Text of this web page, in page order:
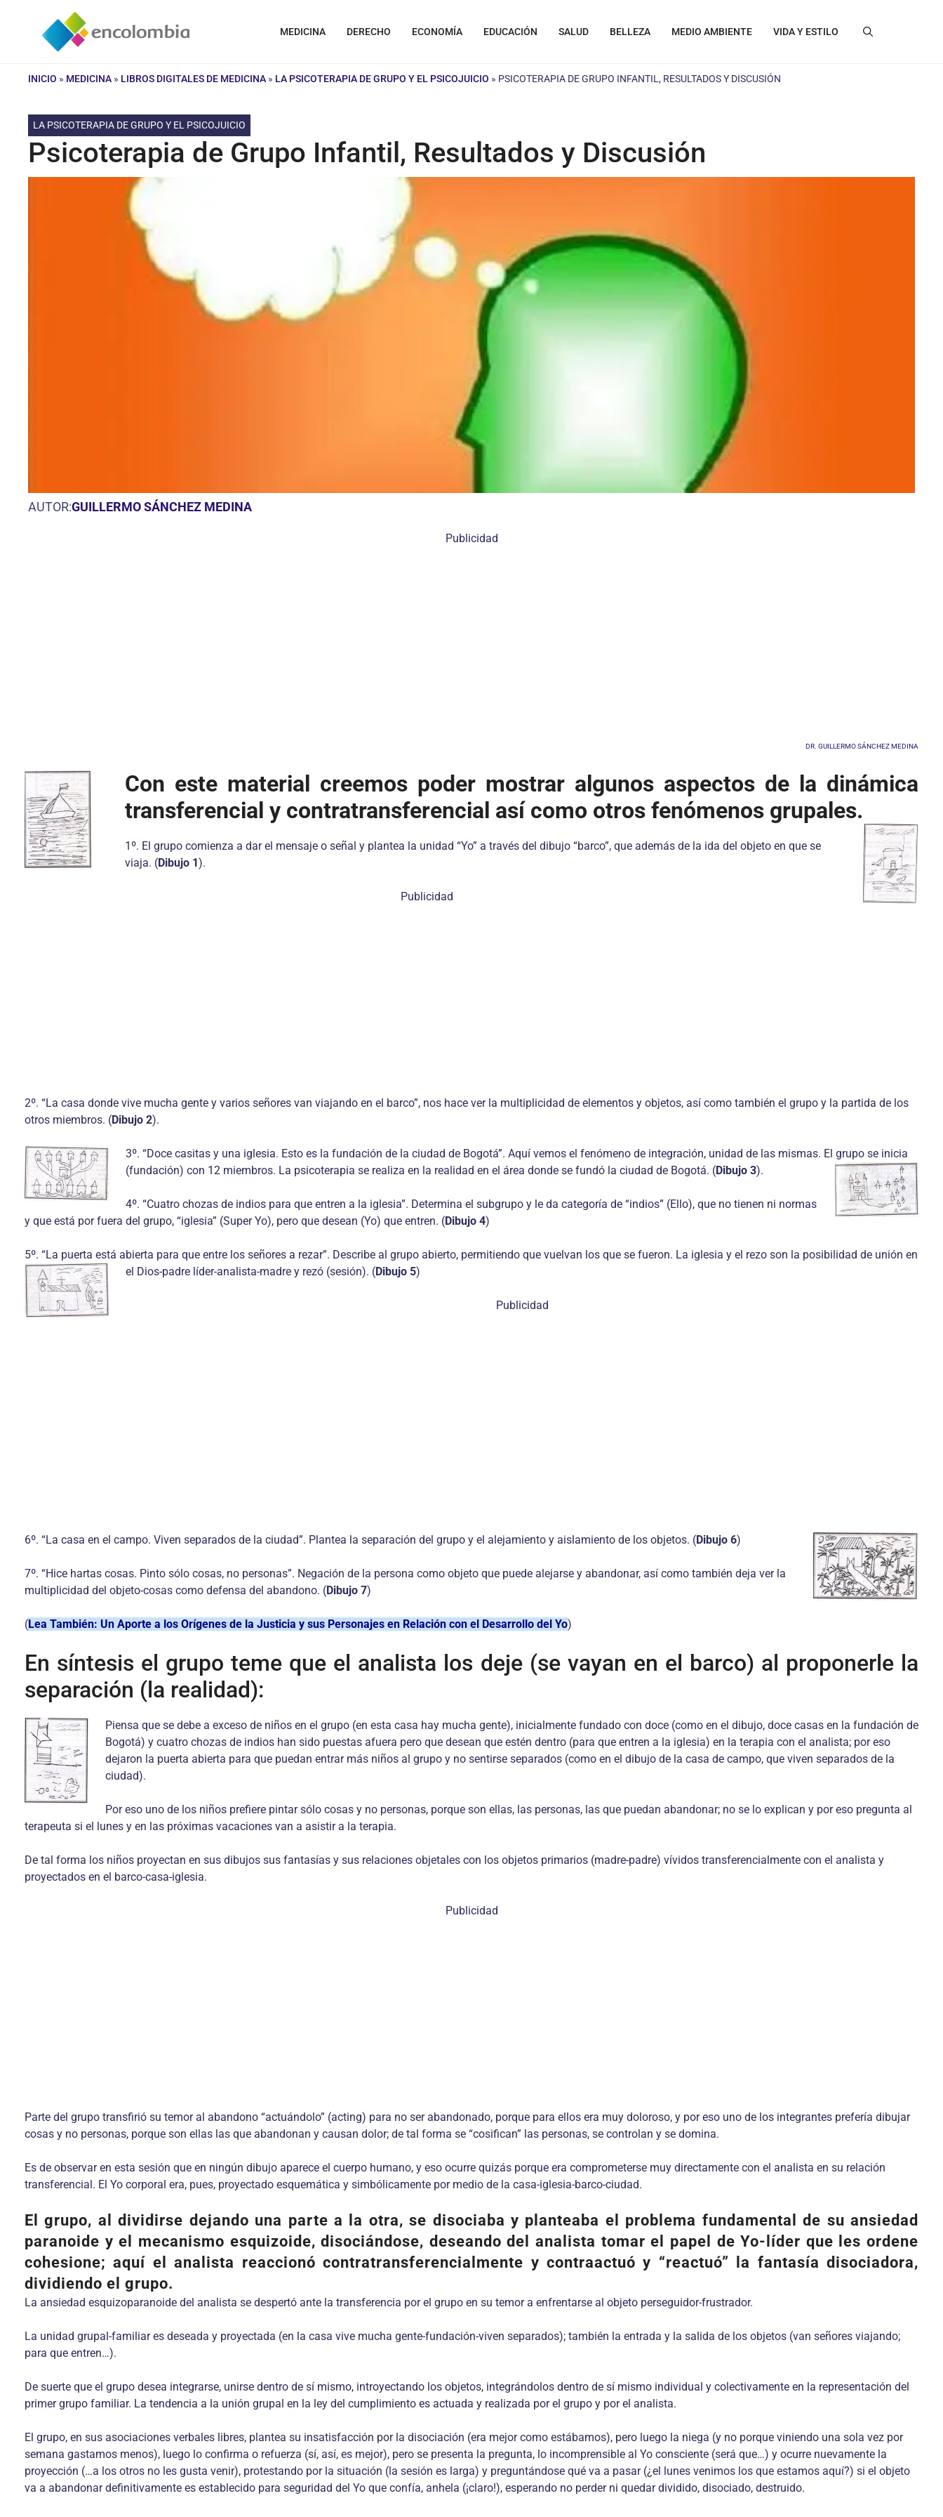
contenido
MEDICINA DERECHO ECONOMÍA EDUCACIÓN SALUD BELLEZA MEDIO AMBIENTE VIDA Y ESTILO
INICIO » MEDICINA » LIBROS DIGITALES DE MEDICINA » LA PSICOTERAPIA DE GRUPO Y EL PSICOJUICIO » PSICOTERAPIA DE GRUPO INFANTIL, RESULTADOS Y DISCUSIÓN
LA PSICOTERAPIA DE GRUPO Y EL PSICOJUICIO
Psicoterapia de Grupo Infantil, Resultados y Discusión
AUTOR:GUILLERMO SÁNCHEZ MEDINA
Publicidad
DR. GUILLERMO SÁNCHEZ MEDINA
Con este material creemos poder mostrar algunos aspectos de la dinámica
transferencial y contratransferencial así como otros fenómenos grupales.
1º. El grupo comienza a dar el mensaje o señal y plantea la unidad “Yo” a través del dibujo “barco”, que además de la ida del objeto en que se
viaja. (Dibujo 1).
Publicidad
2º. “La casa donde vive mucha gente y varios señores van viajando en el barco”, nos hace ver la multiplicidad de elementos y objetos, así como también el grupo y la partida de los
otros miembros. (Dibujo 2).
3º. “Doce casitas y una iglesia. Esto es la fundación de la ciudad de Bogotá”. Aquí vemos el fenómeno de integración, unidad de las mismas. El grupo se inicia
(fundación) con 12 miembros. La psicoterapia se realiza en la realidad en el área donde se fundó la ciudad de Bogotá. (Dibujo 3).
4º. “Cuatro chozas de indios para que entren a la iglesia”. Determina el subgrupo y le da categoría de “indios” (Ello), que no tienen ni normas
y que está por fuera del grupo, “iglesia” (Super Yo), pero que desean (Yo) que entren. (Dibujo 4)
5º. “La puerta está abierta para que entre los señores a rezar”. Describe al grupo abierto, permitiendo que vuelvan los que se fueron. La iglesia y el rezo son la posibilidad de unión en
el Dios-padre líder-analista-madre y rezó (sesión). (Dibujo 5)
Publicidad
6º. “La casa en el campo. Viven separados de la ciudad”. Plantea la separación del grupo y el alejamiento y aislamiento de los objetos. (Dibujo 6)
7º. “Hice hartas cosas. Pinto sólo cosas, no personas”. Negación de la persona como objeto que puede alejarse y abandonar, así como también deja ver la
multiplicidad del objeto-cosas como defensa del abandono. (Dibujo 7)
(Lea También: Un Aporte a los Orígenes de la Justicia y sus Personajes en Relación con el Desarrollo del Yo)
En síntesis el grupo teme que el analista los deje (se vayan en el barco) al proponerle la
separación (la realidad):
Piensa que se debe a exceso de niños en el grupo (en esta casa hay mucha gente), inicialmente fundado con doce (como en el dibujo, doce casas en la fundación de
Bogotá) y cuatro chozas de indios han sido puestas afuera pero que desean que estén dentro (para que entren a la iglesia) en la terapia con el analista; por eso
dejaron la puerta abierta para que puedan entrar más niños al grupo y no sentirse separados (como en el dibujo de la casa de campo, que viven separados de la
ciudad).
Por eso uno de los niños prefiere pintar sólo cosas y no personas, porque son ellas, las personas, las que puedan abandonar; no se lo explican y por eso pregunta al
terapeuta si el lunes y en las próximas vacaciones van a asistir a la terapia.
De tal forma los niños proyectan en sus dibujos sus fantasías y sus relaciones objetales con los objetos primarios (madre-padre) vívidos transferencialmente con el analista y
proyectados en el barco-casa-iglesia.
Publicidad
Parte del grupo transfirió su temor al abandono “actuándolo” (acting) para no ser abandonado, porque para ellos era muy doloroso, y por eso uno de los integrantes prefería dibujar
cosas y no personas, porque son ellas las que abandonan y causan dolor; de tal forma se “cosifican” las personas, se controlan y se domina.
Es de observar en esta sesión que en ningún dibujo aparece el cuerpo humano, y eso ocurre quizás porque era comprometerse muy directamente con el analista en su relación
transferencial. El Yo corporal era, pues, proyectado esquemática y simbólicamente por medio de la casa-iglesia-barco-ciudad.
El grupo, al dividirse dejando una parte a la otra, se disociaba y planteaba el problema fundamental de su ansiedad
paranoide y el mecanismo esquizoide, disociándose, deseando del analista tomar el papel de Yo-líder que les ordene
cohesione; aquí el analista reaccionó contratransferencialmente y contraactuó y “reactuó” la fantasía disociadora,
dividiendo el grupo.
La ansiedad esquizoparanoide del analista se despertó ante la transferencia por el grupo en su temor a enfrentarse al objeto perseguidor-frustrador.
La unidad grupal-familiar es deseada y proyectada (en la casa vive mucha gente-fundación-viven separados); también la entrada y la salida de los objetos (van señores viajando;
para que entren…).
De suerte que el grupo desea integrarse, unirse dentro de sí mismo, introyectando los objetos, integrándolos dentro de sí mismo individual y colectivamente en la representación del
primer grupo familiar. La tendencia a la unión grupal en la ley del cumplimiento es actuada y realizada por el grupo y por el analista.
El grupo, en sus asociaciones verbales libres, plantea su insatisfacción por la disociación (era mejor como estábamos), pero luego la niega (y no porque viniendo una sola vez por
semana gastamos menos), luego lo confirma o refuerza (sí, así, es mejor), pero se presenta la pregunta, lo incomprensible al Yo consciente (será que…) y ocurre nuevamente la
proyección (…a los otros no les gusta venir), protestando por la situación (la sesión es larga) y preguntándose qué va a pasar (¿el lunes venimos los que estamos aquí?) si el objeto
va a abandonar definitivamente es establecido para seguridad del Yo que confía, anhela (¡claro!), esperando no perder ni quedar dividido, disociado, destruido.